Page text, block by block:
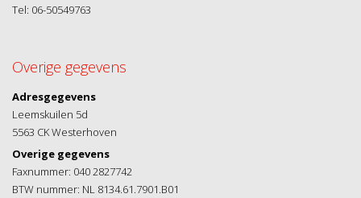
Tel: 06-50549763
Overige gegevens
Adresgegevens
Leemskuilen 5d
5563 CK Westerhoven
Overige gegevens
Faxnummer: 040 2827742
BTW nummer: NL 8134.61.7901.B01